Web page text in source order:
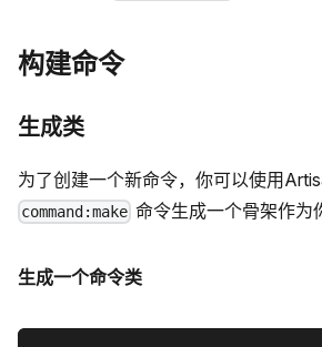
构建命令
生成类
为了创建一个新命令，你可以使用
command:make 命令生成一个骨架作为
生成一个命令类